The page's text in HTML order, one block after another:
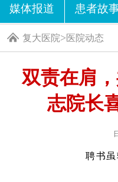
媒体报道 患者故
复大医院>医院动态
双责在肩
志院长
聘书